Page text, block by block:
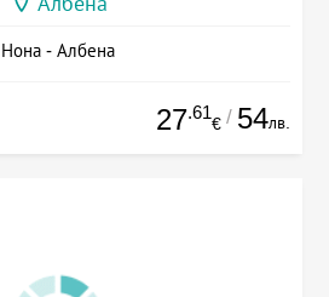
Нона - Албена
27.61
€ / 54лв.